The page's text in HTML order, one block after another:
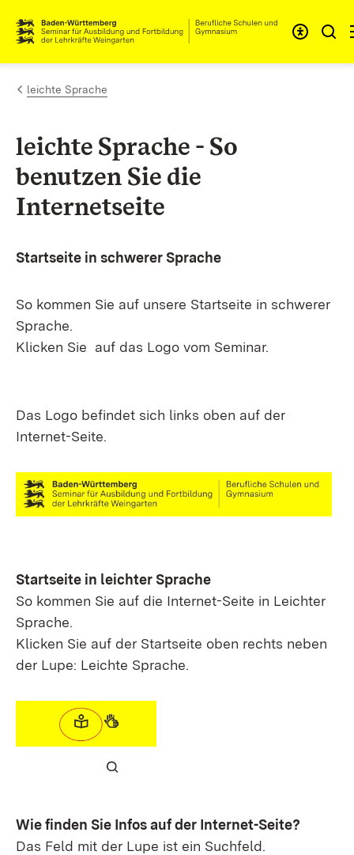
Zum Inhalt springen
Link zur Startseite
leichte Sprache
leichte Sprache - So
benutzen Sie die
Internetseite
Startseite in schwerer Sprache
So kommen Sie auf unsere Startseite in schwerer
Sprache.
Klicken Sie auf das Logo vom Seminar.
Das Logo befindet sich links oben auf der
Internet-Seite.
Startseite in leichter Sprache
So kommen Sie auf die Internet-Seite in Leichter
Sprache.
Klicken Sie auf der Startseite oben rechts neben
der Lupe: Leichte Sprache.
Wie finden Sie Infos auf der Internet-Seite?
Das Feld mit der Lupe ist ein Suchfeld.